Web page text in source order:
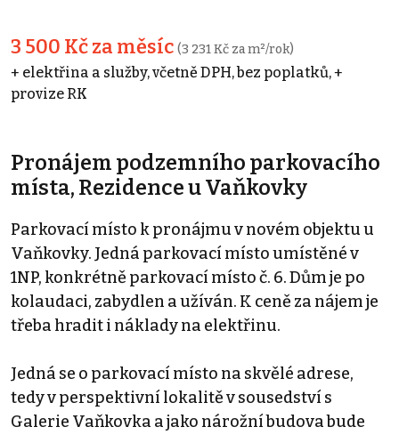
3 500 Kč za měsíc (3 231 Kč za m²/rok)
+ elektřina a služby, včetně DPH, bez poplatků, +
provize RK
Pronájem podzemního parkovacího
místa, Rezidence u Vaňkovky
Parkovací místo k pronájmu v novém objektu u
Vaňkovky. Jedná parkovací místo umístěné v
1NP, konkrétně parkovací místo č. 6. Dům je po
kolaudaci, zabydlen a užíván. K ceně za nájem je
třeba hradit i náklady na elektřinu.
Jedná se o parkovací místo na skvělé adrese,
tedy v perspektivní lokalitě v sousedství s
Galerie Vaňkovka a jako nárožní budova bude